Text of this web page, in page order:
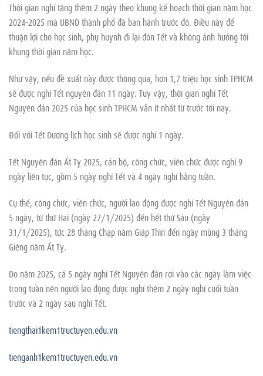
Thời gian nghỉ tăng thêm 2 ngày theo khung kế hoạch thời gian năm học
2024-2025 mà UBND thành phố đã ban hành trước đó. Điều này để
thuận lợi cho học sinh, phụ huynh đi lại đón Tết và không ảnh hưởng tới
khung thời gian năm học.
Như vậy, nếu đề xuất này được thông qua, hơn 1,7 triệu học sinh TPHCM
sẽ được nghỉ Tết nguyên đán 11 ngày. Tuy vậy, thời gian nghỉ Tết
Nguyên đán 2025 của học sinh TPHCM vẫn ít nhất từ trước tới nay.
Đối với Tết Dương lịch học sinh sẽ được nghỉ 1 ngày.
Tết Nguyên đán Ất Tỵ 2025, cán bộ, công chức, viên chức được nghỉ 9
ngày liên tục, gồm 5 ngày nghỉ Tết và 4 ngày nghỉ hằng tuần.
Cụ thể, công chức, viên chức, người lao động được nghỉ Tết Nguyên đán
5 ngày, từ thứ Hai (ngày 27/1/2025) đến hết thứ Sáu (ngày
31/1/2025), tức 28 tháng Chạp năm Giáp Thìn đến ngày mùng 3 tháng
Giêng năm Ất Tỵ.
Do năm 2025, cả 5 ngày nghỉ Tết Nguyên đán rơi vào các ngày làm việc
trong tuần nên người lao động được nghỉ thêm 2 ngày nghỉ cuối tuần
trước và 2 ngày sau nghỉ Tết.
tiengthai1kem1tructuyen.edu.vn
tienganh1kem1tructuyen.edu.vn